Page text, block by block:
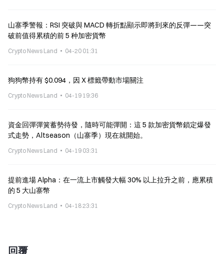
山寨季警報：RSI 突破與 MACD 轉折點顯示即將到來的反彈——突
破前值得累積的前 5 种加密貨幣
Crypto News Land 04-20 01:31
狗狗幣持有 $0.094，因 X 標籤帶動市場關注
Crypto News Land 04-19 19:36
資金回彈彈簧蓄勢待發，隨時可能彈開：這 5 款加密貨幣鎖定爆發
式走勢，Altseason（山寨季）現在就開始。
Crypto News Land 04-19 03:31
提前進場 Alpha：在一流上市觸發大幅 30% 以上拉升之前，應累積
的 5 大山寨幣
Crypto News Land 04-18 23:31
回覆